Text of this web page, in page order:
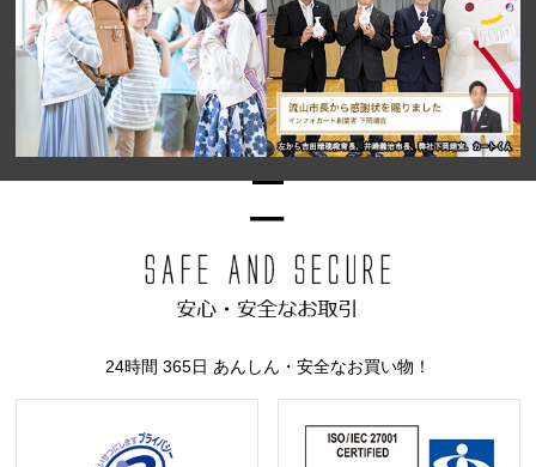
24時間 365日 あんしん・安全なお買い物！